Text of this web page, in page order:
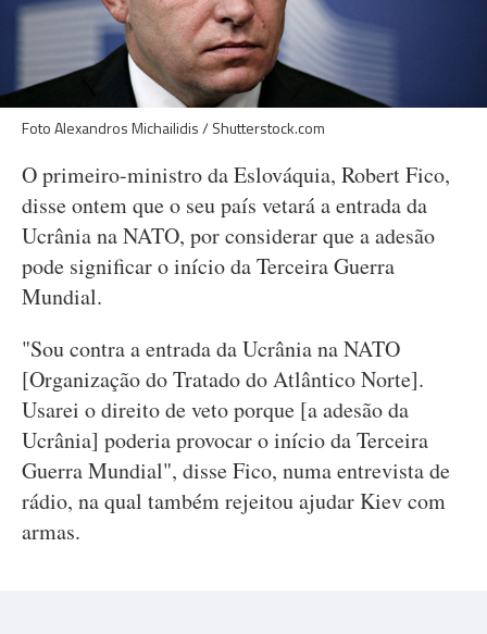
Foto Alexandros Michailidis / Shutterstock.com
O primeiro-ministro da Eslováquia, Robert Fico,
disse ontem que o seu país vetará a entrada da
Ucrânia na NATO, por considerar que a adesão
pode significar o início da Terceira Guerra
Mundial.
"Sou contra a entrada da Ucrânia na NATO
[Organização do Tratado do Atlântico Norte].
Usarei o direito de veto porque [a adesão da
Ucrânia] poderia provocar o início da Terceira
Guerra Mundial", disse Fico, numa entrevista de
rádio, na qual também rejeitou ajudar Kiev com
armas.